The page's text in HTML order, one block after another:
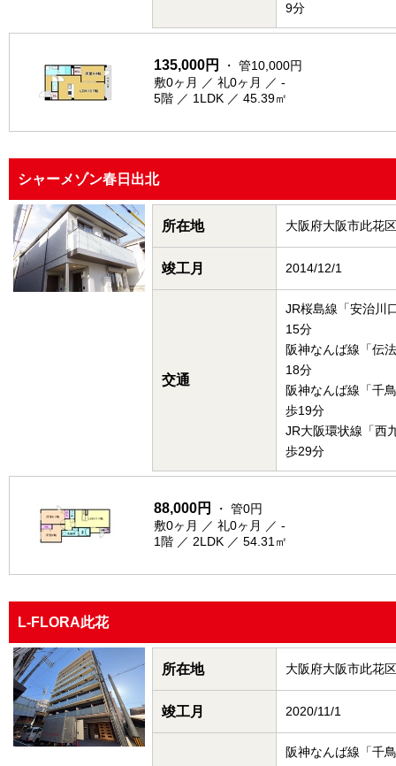
9分
135,000円
・ 管10,000円
敷0ヶ月 ／ 礼0ヶ月 ／ -
5階 ／ 1LDK ／ 45.39㎡
シャーメゾン春日出北
所在地 大阪府大阪市此花
竣工月 2014/12/1
交通
JR桜島線「安治川
15分
阪神なんば線「伝
18分
阪神なんば線「千
歩19分
JR大阪環状線「西
歩29分
88,000円
・ 管0円
敷0ヶ月 ／ 礼0ヶ月 ／ -
1階 ／ 2LDK ／ 54.31㎡
L-FLORA此花
所在地 大阪府大阪市此花
竣工月 2020/11/1
阪神なんば線「千